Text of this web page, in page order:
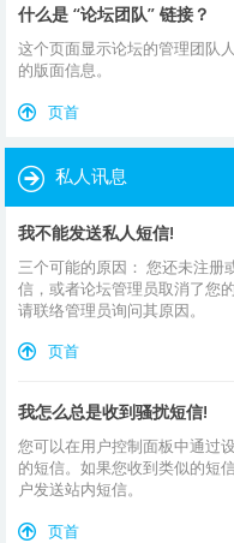
什么是 “论坛团队” 链接？
这个页面显示论坛的管理团队
的版面信息。
页首
私人讯息
我不能发送私人短信!
三个可能的原因： 您还未注册
信，或者论坛管理员取消了您
请联络管理员询问其原因。
页首
我怎么总是收到骚扰短信!
您可以在用户控制面板中通过
的短信。如果您收到类似的短
户发送站内短信。
页首